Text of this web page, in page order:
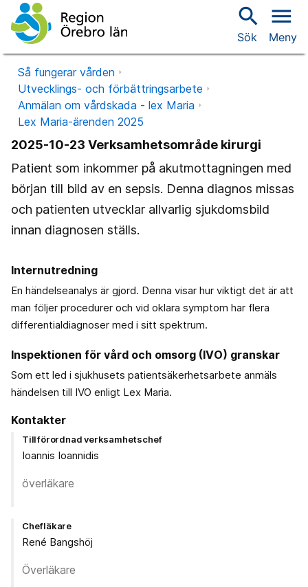
search
Sök
menu
Meny
Så fungerar vården
Utvecklings- och förbättringsarbete
Anmälan om vårdskada - lex Maria
Lex Maria-ärenden 2025
2025-10-23 Verksamhetsområde kirurgi
Patient som inkommer på akutmottagningen med
början till bild av en sepsis. Denna diagnos missas
och patienten utvecklar allvarlig sjukdomsbild
innan diagnosen ställs.
Internutredning
En händelseanalys är gjord. Denna visar hur viktigt det är att
man följer procedurer och vid oklara symptom har flera
differentialdiagnoser med i sitt spektrum.
Inspektionen för vård och omsorg (IVO) granskar
Som ett led i sjukhusets patientsäkerhetsarbete anmäls
händelsen till IVO enligt Lex Maria.
Kontakter
Tillförordnad verksamhetschef
Ioannis Ioannidis
överläkare
Chefläkare
René Bangshöj
Överläkare